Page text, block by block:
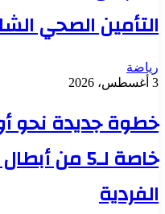
التأمين الصحي
رياضة
3 أغسطس، 2026
خاصة لـ5 من
الفردية